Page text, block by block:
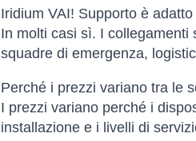
Iridium VAI! Supporto è
In molti casi sì. I collegamenti
squadre di emergenza,
Perché i prezzi variano tra le
I prezzi variano perché i
installazione e i livelli di